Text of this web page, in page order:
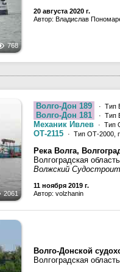
768
20 августа 2020 г.
Автор: Владислав
2061
Волго-Дон 189 · Тип
Волго-Дон 181 · Тип
Механик Ивлев · Тип
ОТ-2115 · Тип ОТ-2000,
Река Волга,
Волгоградская
Волжский
11 ноября 2019 г.
Автор: volzhanin
Волго-Донской
Волгоградская